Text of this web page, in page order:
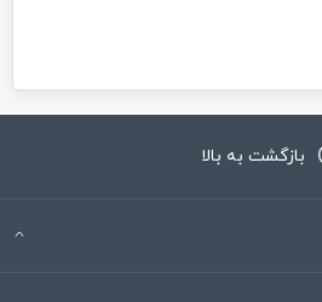
بازگشت به بالا